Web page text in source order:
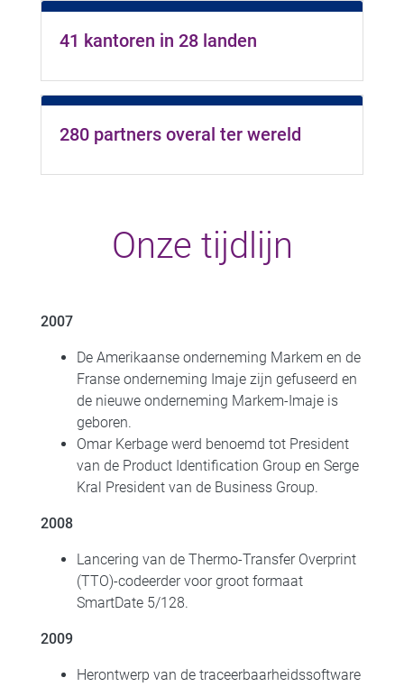
41 kantoren in 28 landen
280 partners overal ter wereld
Onze tijdlijn
2007
De Amerikaanse onderneming Markem en de
Franse onderneming Imaje zijn gefuseerd en
de nieuwe onderneming Markem-Imaje is
geboren.
Omar Kerbage werd benoemd tot President
van de Product Identification Group en Serge
Kral President van de Business Group.
2008
Lancering van de Thermo-Transfer Overprint
(TTO)-codeerder voor groot formaat
SmartDate 5/128.
2009
Herontwerp van de traceerbaarheidssoftware